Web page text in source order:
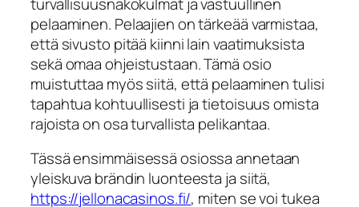
pelaaminen. Pelaajien on tärkeää varmistaa,
että sivusto pitää kiinni lain vaatimuksista
sekä omaa ohjeistustaan. Tämä osio
muistuttaa myös siitä, että pelaaminen tulisi
tapahtua kohtuullisesti ja tietoisuus omista
rajoista on osa turvallista pelikantaa.
Tässä ensimmäisessä osiossa annetaan
yleiskuva brändin luonteesta ja siitä,
https://jellonacasinos.fi/, miten se voi tukea